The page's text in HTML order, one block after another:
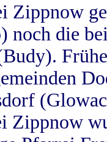
Zippnow
noch die
Zippnow